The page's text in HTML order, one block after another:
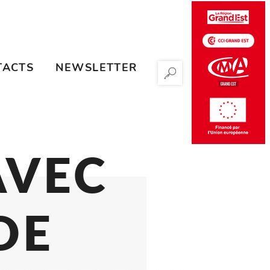
NEWSLETTER
RECHERCHER
AVEC